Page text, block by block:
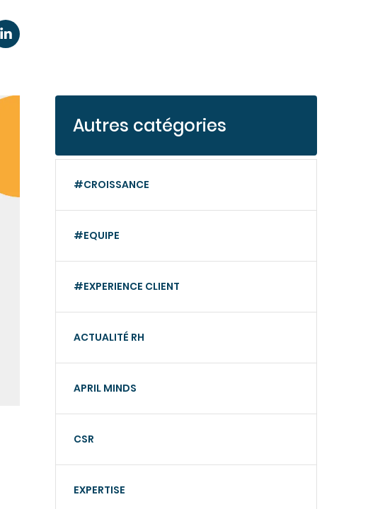
Autres catégories
#CROISSANCE
#EQUIPE
#EXPERIENCE CLIENT
ACTUALITÉ RH
APRIL MINDS
CSR
EXPERTISE